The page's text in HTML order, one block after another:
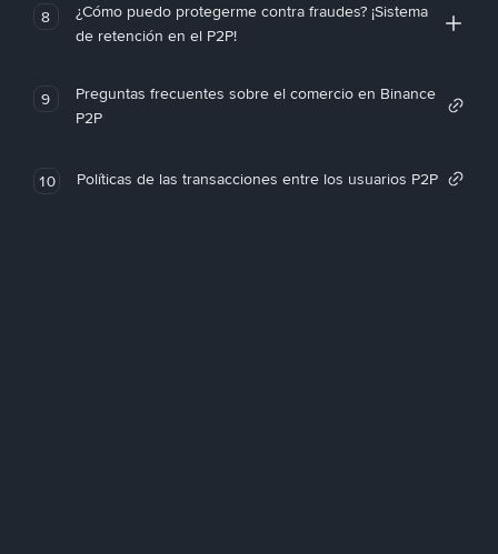
8
¿Cómo puedo protegerme contra fraudes? ¡Sistema
de retención en el P2P!
9
Preguntas frecuentes sobre el comercio en Binance
P2P
10 Políticas de las transacciones entre los usuarios P2P